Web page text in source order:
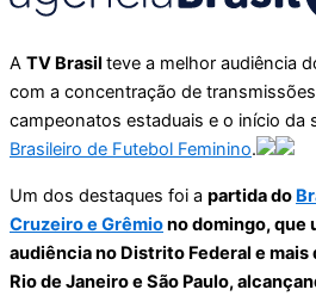
A TV Brasil teve a melhor audiência
com a concentração de
campeonatos estaduais e o início da
Brasileiro de Futebol Feminino.
Um dos destaques foi a partida do
Cruzeiro e Grêmiono domingo, que
audiência no Distrito Federal e mais
Rio de Janeiro e São Paulo,